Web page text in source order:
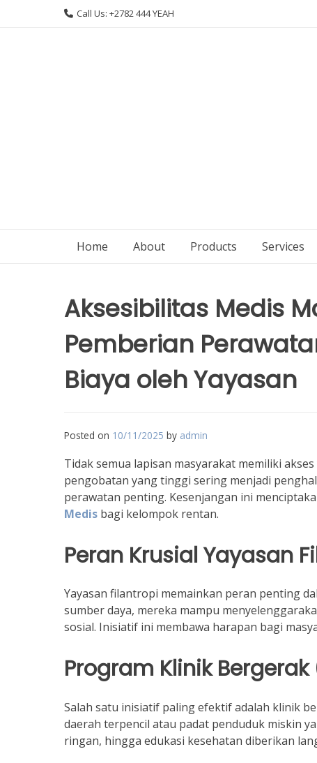
Call Us: +2782 444 YEAH
Home About Products Services
Aksesibilitas Medis
Pemberian
Biaya oleh Yayasan
Posted on 10/11/2025 by admin
Tidak semua lapisan masyarakat memiliki
pengobatan yang tinggi sering menjadi
perawatan penting. Kesenjangan ini
Medis bagi kelompok rentan.
Peran Krusial Yayasan
Yayasan filantropi memainkan peran penting
sumber daya, mereka mampu
sosial. Inisiatif ini membawa harapan bagi
Program Klinik Bergerak
Salah satu inisiatif paling efektif adalah klinik
daerah terpencil atau padat penduduk miskin
ringan, hingga edukasi kesehatan diberikan